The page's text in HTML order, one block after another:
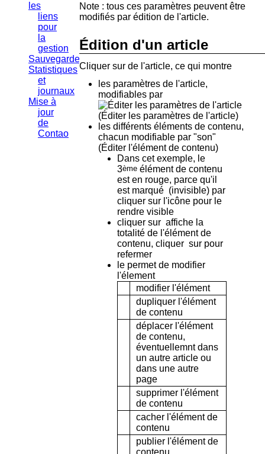
Note : tous ces paramètres peuvent être
modifiés par édition de l'article.
Édition d'un article
Cliquer surde l'article, ce qui montre
les paramètres de l'article,
modifiables par
(Éditer les paramètres de l'article)
les différents éléments de contenu,
chacun modifiable par "son"
(Éditer l'élément de contenu)
Dans cet exemple, le
3ème élément de contenu
est en rouge, parce qu'il
est marqué (invisible) par
cliquer sur l'icône pour le
rendre visible
cliquer suraffiche la
totalité de l'élément de
contenu, cliquer sur pour
refermer
le permet de modifier
l'élement
modifier l'élément
dupliquer l'élément
de contenu
déplacer l'élément
de contenu,
éventuellemnt dans
un autre article ou
dans une autre
page
supprimer l'élément
de contenu
cacher l'élément de
contenu
publier l'élément de
contenu
les
liens
pour
la
gestion
Sauvegarde
Statistiques
et
journaux
Mise à
jour
de
Contao